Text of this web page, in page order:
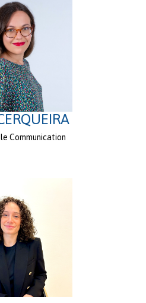
Communication